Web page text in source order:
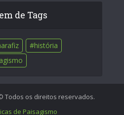
de Tags
história
© Todos os direitos reservados.
de Paisagismo